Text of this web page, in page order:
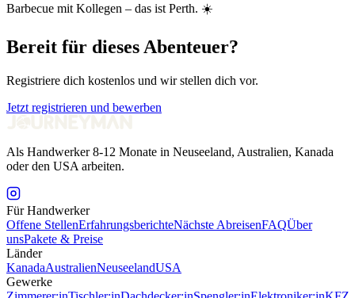
Barbecue mit Kollegen – das ist Perth. ☀️
Bereit für dieses Abenteuer?
Registriere dich kostenlos und wir stellen dich vor.
Jetzt registrieren und bewerben
Als Handwerker 8-12 Monate in Neuseeland, Australien, Kanada
oder den USA arbeiten.
Für Handwerker
Offene StellenErfahrungsberichteNächste AbreisenFAQÜber
unsPakete & Preise
Länder
KanadaAustralienNeuseelandUSA
Gewerke